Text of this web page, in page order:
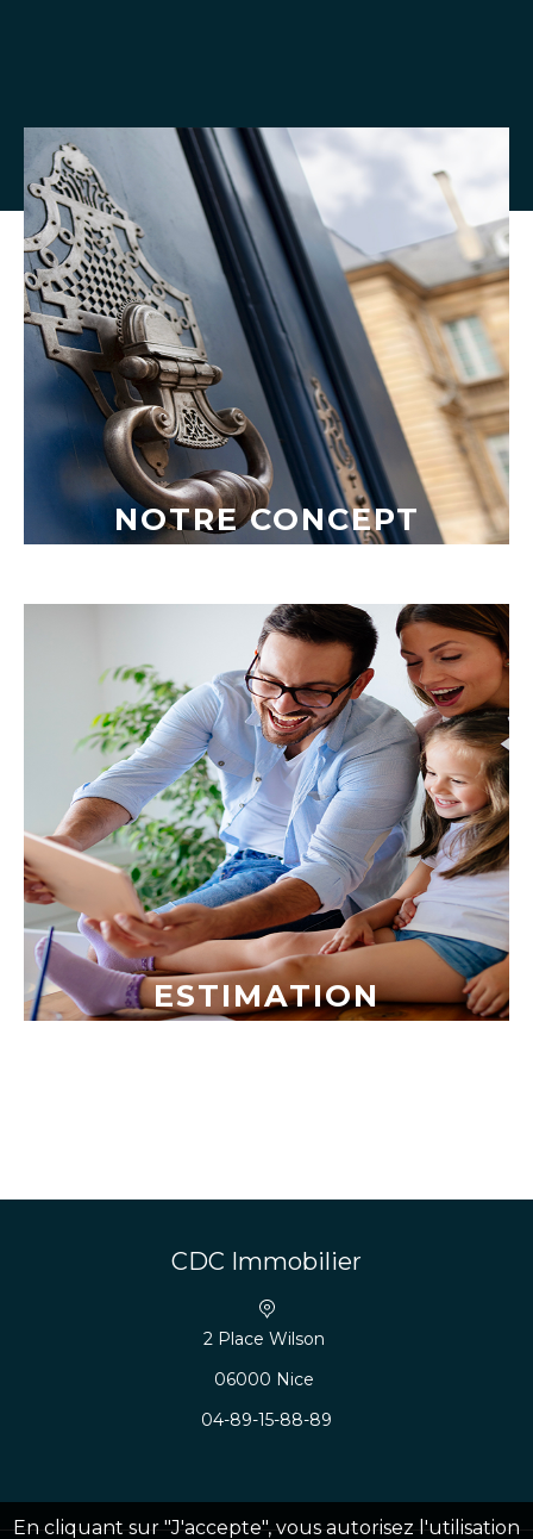
NOTRE CONCEPT
ESTIMATION
CDC Immobilier
2 Place Wilson
06000 Nice
04-89-15-88-89
En cliquant sur "J'accepte", vous autorisez l'utilisation